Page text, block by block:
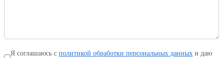
Я соглашаюсь с политикой обработки персональных данных и даю